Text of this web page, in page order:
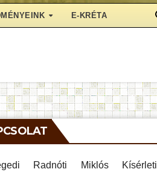
E-KRÉTA
Radnóti Miklós Kísérleti